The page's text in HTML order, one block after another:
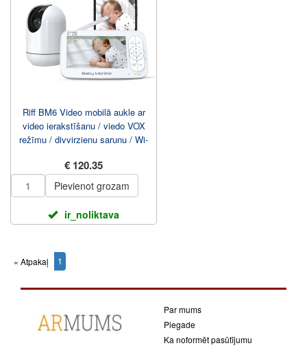
Riff BM6 Video mobilā aukle ar
video ierakstīšanu / viedo VOX
režīmu / divvirzienu sarunu / Wi-
€ 120.35
Pievienot grozam
ir_noliktava
« Atpakaļ 1
Par mums
Piegade
Ka noformēt pasūtījumu